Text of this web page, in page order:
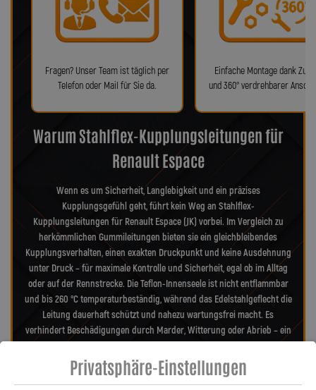
Fragen? Unser Team ist täglich per
Telefon oder Mail für Sie da.
Einfache Montage dank
und 360° verdrehbarer
Warum Stahlflex-Kupplungsleitungen für
Renault Espace
Wenn es um Sicherheit, Langlebigkeit und ein präzises
Kupplungsgefühl geht, führt kein Weg an Stahlflex-
Kupplungsleitungen für Renault Espace (JK) vorbei. Im Vergleich zu
herkömmlichen Gummileitungen bieten sie ein gleichbleibendes
Kupplungsverhalten, einen exakten Druckpunkt und keine Ausdehnung
unter Druck – für maximale Kontrolle und Sicherheit, egal ob im Alltag
oder auf der Rennstrecke. Die Teflon-Innenseele ist nicht entflammbar
und bis 260 °C temperaturbeständig, während das Edelstahlgeflecht die
Leitung dauerhaft schützt und nahezu wartungsfrei macht. Es
verhindert Beschädigungen durch Marder, Witterung oder Abrieb – ein
Kosten und sorgt langfristig für ein sicheres Fahrgefühl. Unsere
verdrehbaren, ausjustierbaren Anschlüsse ermöglichen eine drallfreie,
Privatsphäre-Einstellungen